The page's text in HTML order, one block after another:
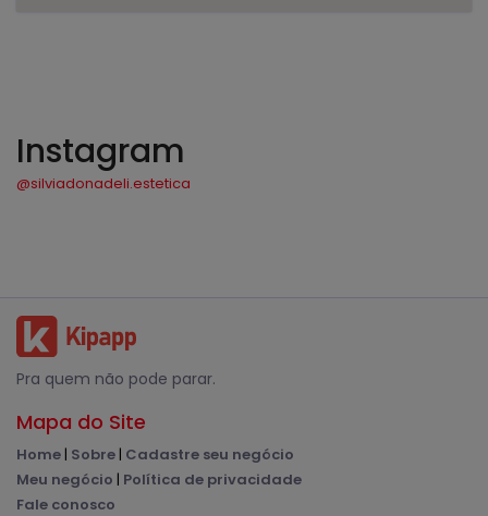
Instagram
@silviadonadeli.estetica
Pra quem não pode parar.
Mapa do Site
Home| Sobre| Cadastre seu negócio
Meu negócio | Política de privacidade
Fale conosco